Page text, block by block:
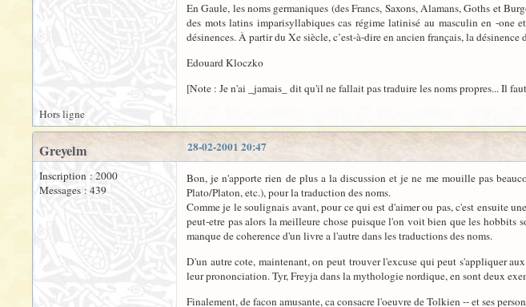
En Gaule, les noms germaniques (des Francs, Saxons, Alamans, Goths et
des mots latins imparisyllabiques cas régime latinisé au masculin en -one
désinences. À partir du Xe siècle, c’est-à-dire en ancien français, la
Edouard Kloczko
[Note : Je n'ai _jamais_ dit qu'il ne fallait pas traduire les noms propres... Il
Hors ligne
28-02-2001 20:47
Greyelm
Inscription : 2000
Messages : 439
Bon, je n'apporte rien de plus a la discussion et je ne me mouille pas
Plato/Platon, etc.), pour la traduction des noms.
Comme je le soulignais avant, pour ce qui est d'aimer ou pas, c'est ensuite
peut-etre pas alors la meilleure chose puisque l'on voit bien que les hobbits
manque de coherence d'un livre a l'autre dans les traductions des noms.
D'un autre cote, maintenant, on peut trouver l'excuse qui peut s'appliquer
leur prononciation. Tyr, Freyja dans la mythologie nordique, en sont deux
Finalement, de facon amusante, ca consacre l'oeuvre de Tolkien -- et ses